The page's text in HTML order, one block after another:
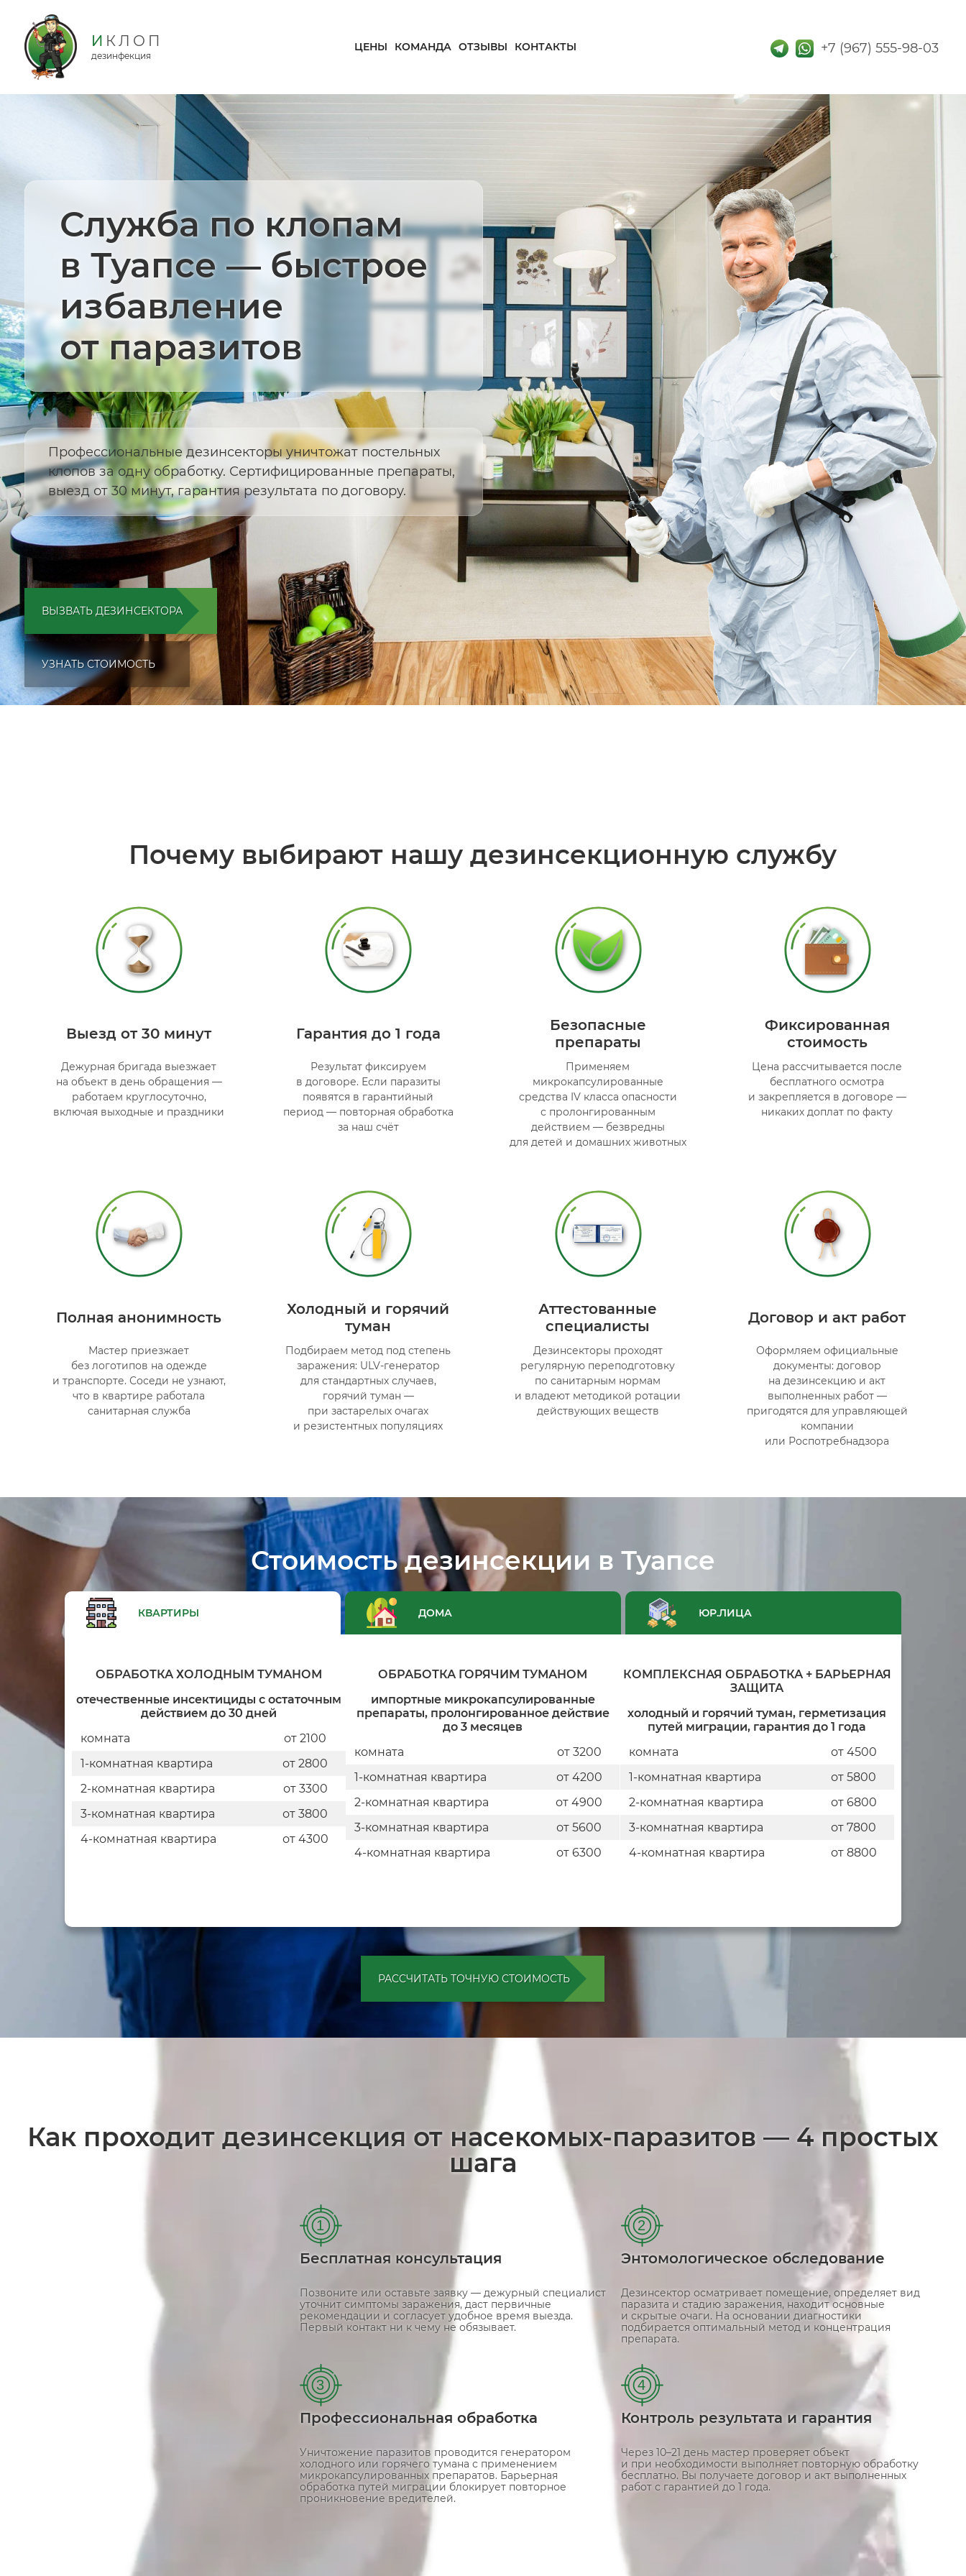
дезинфекция
ЦЕНЫ КОМАНДА ОТЗЫВЫ КОНТАКТЫ
Служба по клопам
в Туапсе — быстрое
избавление
от паразитов
Профессиональные дезинсекторы уничтожат постельных
клопов за одну обработку. Сертифицированные препараты,
выезд от 30 минут, гарантия результата по договору.
ВЫЗВАТЬ ДЕЗИНСЕКТОРА
УЗНАТЬ СТОИМОСТЬ
Почему выбирают нашу дезинсекционную службу
Выезд от 30 минут
Дежурная бригада выезжает
на объект в день обращения —
работаем круглосуточно,
включая выходные и праздники
Гарантия до 1 года
Результат фиксируем
в договоре. Если паразиты
появятся в гарантийный
период — повторная обработка
за наш счёт
Безопасные
препараты
Применяем
микрокапсулированные
средства IV класса опасности
с пролонгированным
действием — безвредны
для детей и домашних животных
Фиксированная
стоимость
Цена рассчитывается после
бесплатного осмотра
и закрепляется в договоре —
никаких доплат по факту
Полная анонимность
Мастер приезжает
без логотипов на одежде
и транспорте. Соседи не узнают,
что в квартире работала
санитарная служба
Холодный и горячий
туман
Подбираем метод под степень
заражения: ULV-генератор
для стандартных случаев,
горячий туман —
при застарелых очагах
и резистентных популяциях
Аттестованные
специалисты
Дезинсекторы проходят
регулярную переподготовку
по санитарным нормам
и владеют методикой ротации
действующих веществ
Договор и акт работ
Оформляем официальные
документы: договор
на дезинсекцию и акт
выполненных работ —
пригодятся для управляющей
компании
или Роспотребнадзора
Стоимость дезинсекции в Туапсе
КВАРТИРЫ ДОМА ЮР.ЛИЦА
ОБРАБОТКА ХОЛОДНЫМ ТУМАНОМ
отечественные инсектициды с остаточным
действием до 30 дней
комната
от 2100
1-комнатная квартира
от 2800
2-комнатная квартира
от 3300
3-комнатная квартира
от 3800
4-комнатная квартира
от 4300
ОБРАБОТКА ГОРЯЧИМ ТУМАНОМ
импортные микрокапсулированные
препараты, пролонгированное действие
до 3 месяцев
комната
от 3200
1-комнатная квартира
от 4200
2-комнатная квартира
от 4900
3-комнатная квартира
от 5600
4-комнатная квартира
от 6300
КОМПЛЕКСНАЯ ОБРАБОТКА + БАРЬЕРНАЯ
ЗАЩИТА
холодный и горячий туман, герметизация
путей миграции, гарантия до 1 года
комната
от 4500
1-комнатная квартира
от 5800
2-комнатная квартира
от 6800
3-комнатная квартира
от 7800
4-комнатная квартира
от 8800
РАССЧИТАТЬ ТОЧНУЮ СТОИМОСТЬ
Как проходит дезинсекция от насекомых-паразитов — 4 простых
шага
1
Бесплатная консультация
Позвоните или оставьте заявку — дежурный специалист
уточнит симптомы заражения, даст первичные
рекомендации и согласует удобное время выезда.
Первый контакт ни к чему не обязывает.
2
Энтомологическое обследование
Дезинсектор осматривает помещение, определяет вид
паразита и стадию заражения, находит основные
и скрытые очаги. На основании диагностики
подбирается оптимальный метод и концентрация
препарата.
3
Профессиональная обработка
Уничтожение паразитов проводится генератором
холодного или горячего тумана с применением
микрокапсулированных препаратов. Барьерная
обработка путей миграции блокирует повторное
проникновение вредителей.
4
Контроль результата и гарантия
Через 10–21 день мастер проверяет объект
и при необходимости выполняет повторную обработку
бесплатно. Вы получаете договор и акт выполненных
работ с гарантией до 1 года.